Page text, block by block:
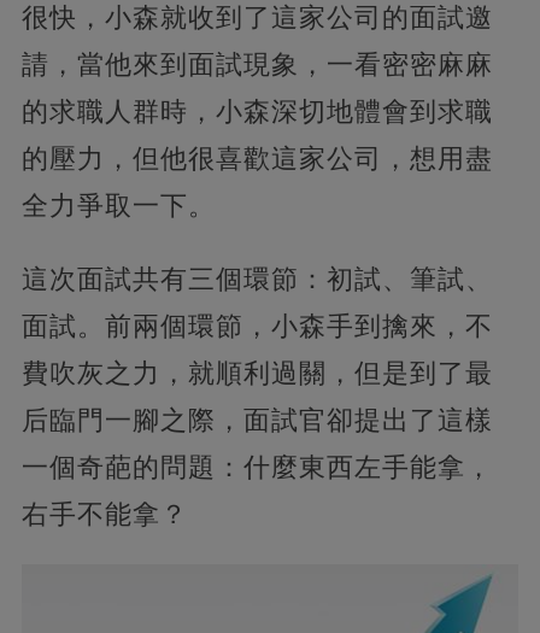
很快，小森就收到了這家公司的面試邀
請，當他來到面試現象，一看密密麻麻
的求職人群時，小森深切地體會到求職
的壓力，但他很喜歡這家公司，想用盡
全力爭取一下。
這次面試共有三個環節：初試、筆試、
面試。前兩個環節，小森手到擒來，不
費吹灰之力，就順利過關，但是到了最
后臨門一腳之際，面試官卻提出了這樣
一個奇葩的問題：什麼東西左手能拿，
右手不能拿？